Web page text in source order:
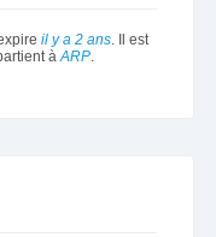
il y a 2 ans. Il est
àARP.